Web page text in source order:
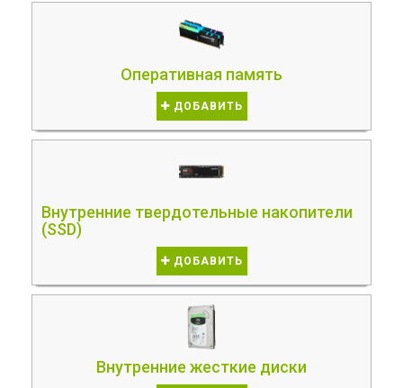
Оперативная память
ДОБАВИТЬ
Внутренние твердотельные накопители
(SSD)
ДОБАВИТЬ
Внутренние жесткие диски